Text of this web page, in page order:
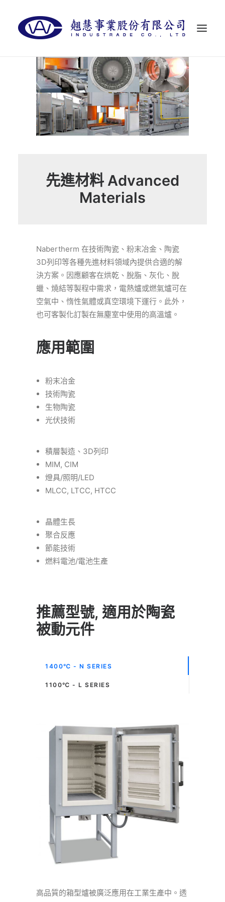
關於翹慧
代理品牌
最新消息
先進材料 Advanced
Materials
Nabertherm 在技術陶瓷、粉末冶金、陶瓷
3D列印等各種先進材料領域內提供合適的解
決方案。因應顧客在烘乾、脫脂、灰化、脫
蠟、燒結等製程中需求，電熱爐或燃氣爐可在
空氣中、惰性氣體或真空環境下運行。此外，
也可客製化訂製在無塵室中使用的高溫爐。
應用範圍
粉末冶金
技術陶瓷
生物陶瓷
光伏技術
積層製造、3D列印
MIM, CIM
燈具/照明/LED
MLCC, LTCC, HTCC
晶體生長
聚合反應
節能技術
燃料電池/電池生產
推薦型號, 適用於陶瓷
被動元件
1400℃ - N SERIES
1100℃ - L SERIES
高品質的箱型爐被廣泛應用在工業生產中。透